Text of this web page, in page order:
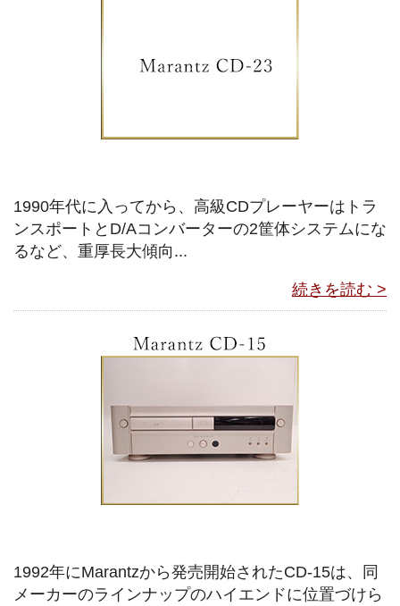
1990年代に入ってから、高級CDプレーヤーはトラ
ンスポートとD/Aコンバーターの2筐体システムにな
るなど、重厚長大傾向...
続きを読む >
1992年にMarantzから発売開始されたCD-15は、同
メーカーのラインナップのハイエンドに位置づけら